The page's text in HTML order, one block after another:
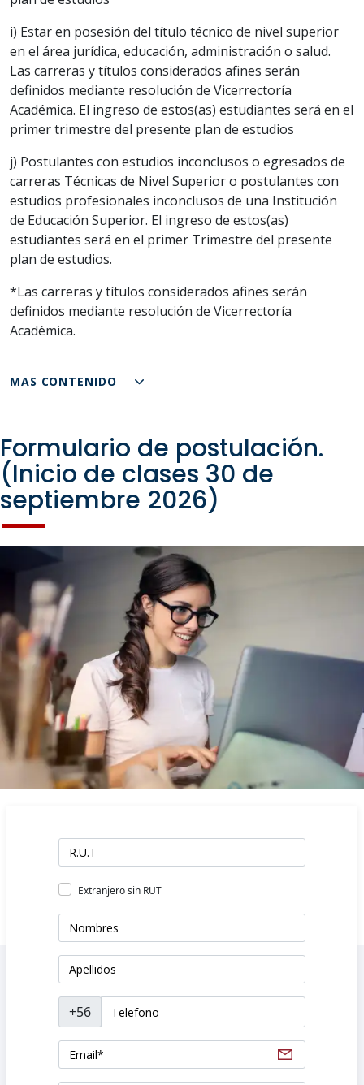
i) Estar en posesión del título técnico de nivel superior
en el área jurídica, educación, administración o salud.
Las carreras y títulos considerados afines serán
definidos mediante resolución de Vicerrectoría
Académica. El ingreso de estos(as) estudiantes será en el
primer trimestre del presente plan de estudios
j) Postulantes con estudios inconclusos o egresados de
carreras Técnicas de Nivel Superior o postulantes con
estudios profesionales inconclusos de una Institución
de Educación Superior. El ingreso de estos(as)
estudiantes será en el primer Trimestre del presente
plan de estudios.
*Las carreras y títulos considerados afines serán
definidos mediante resolución de Vicerrectoría
Académica.
MAS CONTENIDO
Formulario de postulación.
(Inicio de clases 30 de
septiembre 2026)
Extranjero sin RUT
+56